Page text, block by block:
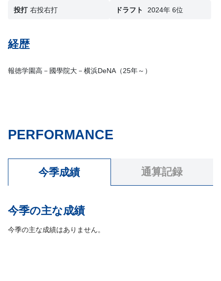
投打 右投右打 ドラフト 2024年 6位
経歴
報徳学園高－國學院大－横浜DeNA（25年～）
PERFORMANCE
今季成績 通算記録
今季の主な成績
今季の主な成績はありません。